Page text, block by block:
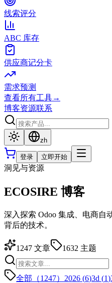
线索评分
ABC 库存
供应商记分卡
需求预测
查看所有工具→
博客资源联系
zh
登录 立即开始
洞见与资源
ECOSIRE 博客
深入探索 Odoo 集成、电商自
背后的技术。
1247 文章 1632 主题
全部（1247） 2026 (6)3d (1)